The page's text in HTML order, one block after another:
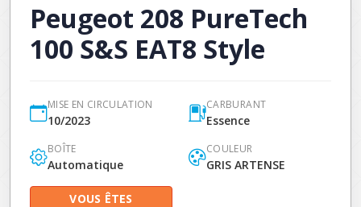
Peugeot 208 PureTech
100 S&S EAT8 Style
MISE EN CIRCULATION
10/2023
CARBURANT
Essence
BOÎTE
Automatique
COULEUR
GRIS ARTENSE
VOUS ÊTES